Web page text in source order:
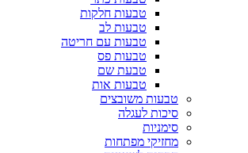
טבעות חלקות
טבעות לב
טבעות עם חריטה
טבעות פס
טבעת שם
טבעות אות
טבעות משובצים
סיכות לעגלה
סימניות
מחזיקי מפתחות